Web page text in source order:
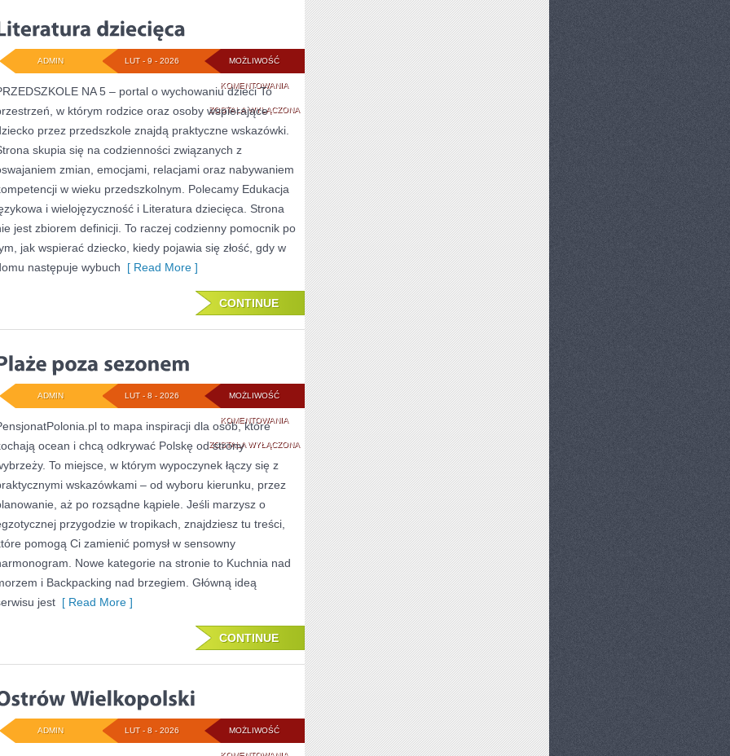
MOŻLIWOŚĆ
KOMENTOWANIALITERATURA
DZIECIĘCA
ZOSTAŁA WYŁĄCZONA
LUT - 9 - 2026
ADMIN
NA 5 – portal o wychowaniu dzieci To
w którym rodzice oraz osoby wspierające
przez przedszkole znajdą praktyczne wskazówki.
skupia się na codzienności związanych z
zmian, emocjami, relacjami oraz nabywaniem
w wieku przedszkolnym. Polecamy Edukacja
i wielojęzyczność i Literatura dziecięca. Strona
jest zbiorem definicji. To raczej codzienny pomocnik po
jak wspierać dziecko, kiedy pojawia się złość, gdy w
następuje wybuch [ Read More ]
CONTINUE
MOŻLIWOŚĆ
KOMENTOWANIAPLAŻE
POZA
SEZONEM
ZOSTAŁA WYŁĄCZONA
LUT - 8 - 2026
ADMIN
to mapa inspiracji dla osób, które
ocean i chcą odkrywać Polskę od strony
To miejsce, w którym wypoczynek łączy się z
wskazówkami – od wyboru kierunku, przez
aż po rozsądne kąpiele. Jeśli marzysz o
przygodzie w tropikach, znajdziesz tu treści,
pomogą Ci zamienić pomysł w sensowny
Nowe kategorie na stronie to Kuchnia nad
i Backpacking nad brzegiem. Główną ideą
jest [ Read More ]
CONTINUE
MOŻLIWOŚĆ
OSTRÓW
LUT - 8 - 2026
ADMIN